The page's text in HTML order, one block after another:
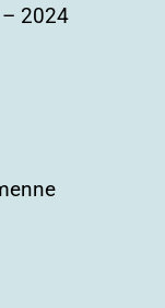
2024